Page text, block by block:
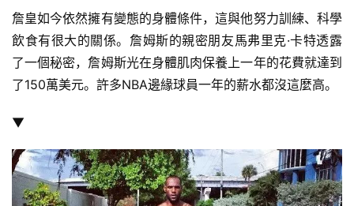
詹皇如今依然擁有變態的身體條件，這與他努力訓練、科學
飲食有很大的關係。詹姆斯的親密朋友馬弗里克·卡特透露
了一個秘密，詹姆斯光在身體肌肉保養上一年的花費就達到
了150萬美元。許多NBA邊緣球員一年的薪水都沒這麼高。
▼